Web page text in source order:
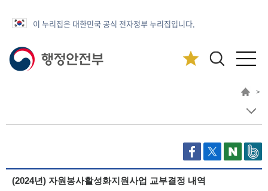
이 누리집은 대한민국 공식 전자정부 누리집입니다.
>
(2024년) 자원봉사활성화지원사업 교부결정 내역